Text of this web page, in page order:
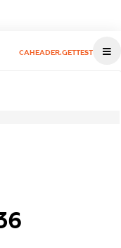
CAHEADER.GETTEST